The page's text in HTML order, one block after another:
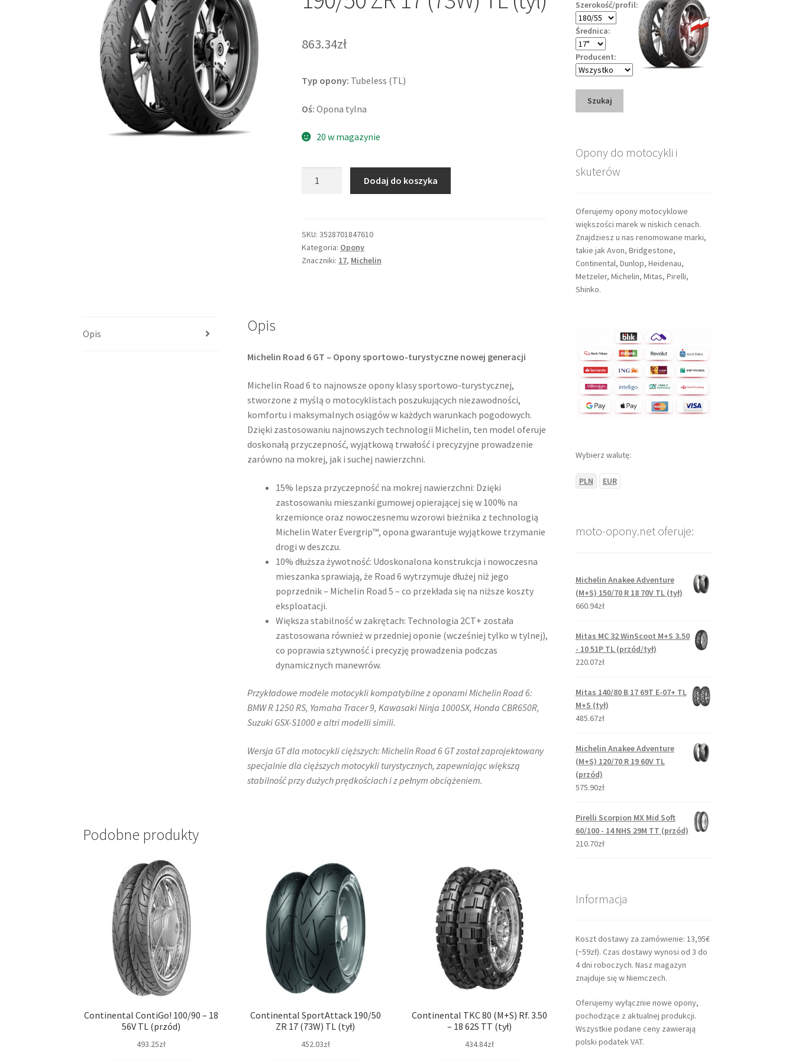
863.34zł
Typ opony: Tubeless (TL)
Oś: Opona tylna
20 w magazynie
GT
190/50
ZR
Dodaj do koszyka
SKU:3528701847610
Kategoria: Opony
Znaczniki: 17, Michelin
Opis Opis
Michelin Road 6 GT – Opony sportowo-turystyczne nowej generacji
Michelin Road 6 to najnowsze opony klasy sportowo-turystycznej,
stworzone z myślą o motocyklistach poszukujących niezawodności,
komfortu i maksymalnych osiągów w każdych warunkach pogodowych.
Dzięki zastosowaniu najnowszych technologii Michelin, ten model oferuje
doskonałą przyczepność, wyjątkową trwałość i precyzyjne prowadzenie
zarówno na mokrej, jak i suchej nawierzchni.
15% lepsza przyczepność na mokrej nawierzchni: Dzięki
zastosowaniu mieszanki gumowej opierającej się w 100% na
krzemionce oraz nowoczesnemu wzorowi bieżnika z technologią
Michelin Water Evergrip™, opona gwarantuje wyjątkowe trzymanie
drogi w deszczu.
10% dłuższa żywotność: Udoskonalona konstrukcja i nowoczesna
mieszanka sprawiają, że Road 6 wytrzymuje dłużej niż jego
poprzednik – Michelin Road 5 – co przekłada się na niższe koszty
eksploatacji.
Większa stabilność w zakrętach: Technologia 2CT+ została
zastosowana również w przedniej oponie (wcześniej tylko w tylnej),
co poprawia sztywność i precyzję prowadzenia podczas
dynamicznych manewrów.
Przykładowe modele motocykli kompatybilne z oponami Michelin Road 6:
BMW R 1250 RS, Yamaha Tracer 9, Kawasaki Ninja 1000SX, Honda CBR650R,
Suzuki GSX-S1000 e altri modelli simili.
Wersja GT dla motocykli cięższych: Michelin Road 6 GT został zaprojektowany
specjalnie dla cięższych motocykli turystycznych, zapewniając większą
stabilność przy dużych prędkościach i z pełnym obciążeniem.
Podobne produkty
Continental ContiGo! 100/90 – 18
56V TL (przód)
493.25zł
Continental SportAttack 190/50
ZR 17 (73W) TL (tył)
452.03zł
Continental TKC 80 (M+S) Rf. 3.50
– 18 62S TT (tył)
434.84zł
Szerokość/profil:
Średnica:
Producent:
Szukaj
Opony do motocykli i
skuterów
Oferujemy opony motocyklowe
większości marek w niskich cenach.
Znajdziesz u nas renomowane marki,
takie jak Avon, Bridgestone,
Continental, Dunlop, Heidenau,
Metzeler, Michelin, Mitas, Pirelli,
Shinko.
Wybierz walutę:
PLN EUR
moto-opony.net oferuje:
Michelin Anakee Adventure
(M+S) 150/70 R 18 70V TL (tył)
660.94zł
Mitas MC 32 WinScoot M+S 3.50
- 10 51P TL (przód/tył)
220.07zł
Mitas 140/80 B 17 69T E-07+ TL
M+S (tył)
485.67zł
Michelin Anakee Adventure
(M+S) 120/70 R 19 60V TL
(przód)
575.90zł
Pirelli Scorpion MX Mid Soft
60/100 - 14 NHS 29M TT (przód)
210.70zł
Informacja
Koszt dostawy za zamówienie: 13,95€
(~59zł). Czas dostawy wynosi od 3 do
4 dni roboczych. Nasz magazyn
znajduje się w Niemczech.
Oferujemy wyłącznie nowe opony,
pochodzące z aktualnej produkcji.
Wszystkie podane ceny zawierają
polski podatek VAT.